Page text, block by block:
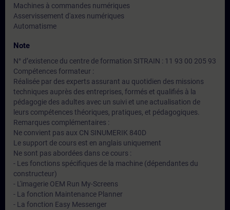
Machines à commandes numériques
Asservissement d'axes numériques
Automatisme
Note
N° d’existence du centre de formation SITRAIN : 11 93 00 205 93
Compétences formateur :
Réalisée par des experts assurant au quotidien des missions
techniques auprès des entreprises, formés et qualifiés à la
pédagogie des adultes avec un suivi et une actualisation de
leurs compétences théoriques, pratiques, et pédagogiques.
Remarques complémentaires :
Ne convient pas aux CN SINUMERIK 840D
Le support de cours est en anglais uniquement
Ne sont pas abordées dans ce cours :
- Les fonctions spécifiques de la machine (dépendantes du
constructeur)
- L'imagerie OEM Run My-Screens
- La fonction Maintenance Planner
- La fonction Easy Messenger